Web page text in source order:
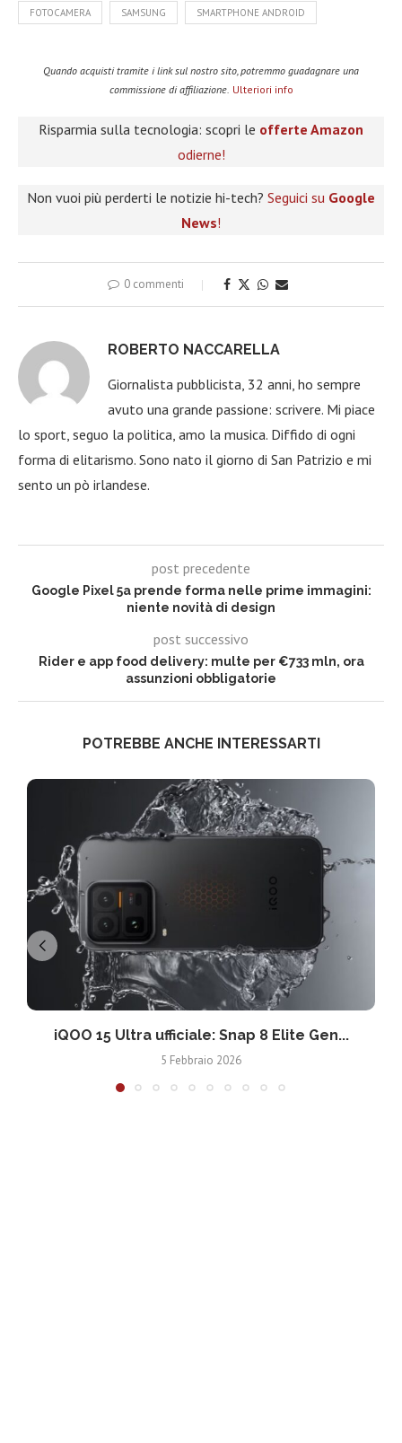
FOTOCAMERA SAMSUNG SMARTPHONE ANDROID
Quando acquisti tramite i link sul nostro sito, potremmo guadagnare una
commissione di affiliazione. Ulteriori info
Risparmia sulla tecnologia: scopri le offerte Amazon
odierne!
Non vuoi più perderti le notizie hi-tech? Seguici su Google
News!
0 commenti
ROBERTO NACCARELLA
Giornalista pubblicista, 32 anni, ho sempre
avuto una grande passione: scrivere. Mi piace
lo sport, seguo la politica, amo la musica. Diffido di ogni
forma di elitarismo. Sono nato il giorno di San Patrizio e mi
sento un pò irlandese.
post precedente
Google Pixel 5a prende forma nelle prime immagini:
niente novità di design
post successivo
Rider e app food delivery: multe per €733 mln, ora
assunzioni obbligatorie
POTREBBE ANCHE INTERESSARTI
iQOO 15 Ultra ufficiale: Snap 8 Elite Gen...
5 Febbraio 2026